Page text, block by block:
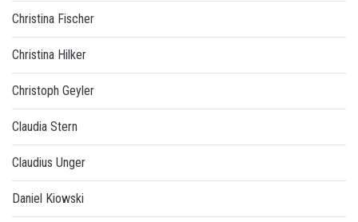
Christina Fischer
Christina Hilker
Christoph Geyler
Claudia Stern
Claudius Unger
Daniel Kiowski